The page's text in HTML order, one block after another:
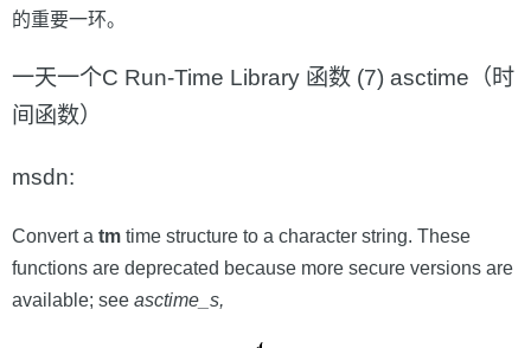
的重要一环。
一天一个C Run-Time Library 函数 (7) asctime（时
间函数）
msdn:
Convert a tm time structure to a character string. These
functions are deprecated because more secure versions are
available; see asctime_s,